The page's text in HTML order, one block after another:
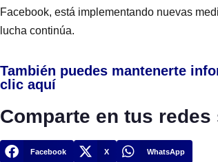
Facebook, está implementando nuevas
lucha continúa.
También puedes mantenerte
clic aquí
Comparte en tus
Facebook X WhatsApp